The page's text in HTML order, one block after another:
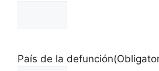
País de la defunción